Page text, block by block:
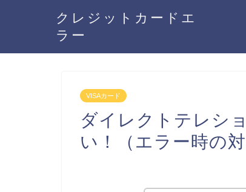
クレジットカードエ
ラー
VISAカード
ダイレクトテレシ
い！（エラー時の対